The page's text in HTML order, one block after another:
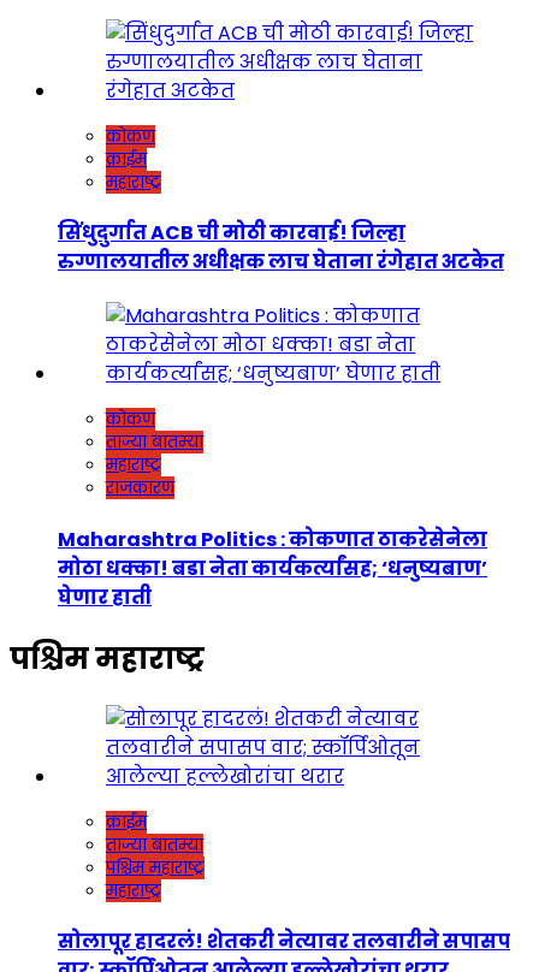
कोकण
क्राईम
महाराष्ट्र
सिंधुदुर्गात ACB ची मोठी कारवाई! जिल्हा
रुग्णालयातील अधीक्षक लाच घेताना रंगेहात अटकेत
कोकण
ताज्या बातम्या
महाराष्ट्र
राजकारण
Maharashtra Politics : कोकणात ठाकरेसेनेला
मोठा धक्का! बडा नेता कार्यकर्त्यांसह; ‘धनुष्यबाण’
घेणार हाती
पश्चिम महाराष्ट्र
क्राईम
ताज्या बातम्या
पश्चिम महाराष्ट्र
महाराष्ट्र
सोलापूर हादरलं! शेतकरी नेत्यावर तलवारीने सपासप